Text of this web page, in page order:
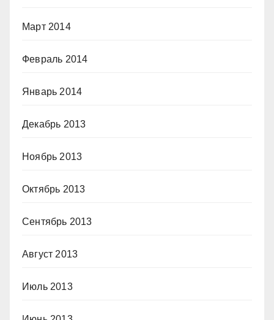
Март 2014
Февраль 2014
Январь 2014
Декабрь 2013
Ноябрь 2013
Октябрь 2013
Сентябрь 2013
Август 2013
Июль 2013